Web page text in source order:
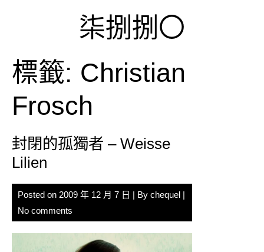
柒捌捌〇
標籤: Christian
Frosch
封閉的孤獨者 – Weisse
Lilien
Posted on 2009 年 12 月 7 日 | By chequel |
No comments